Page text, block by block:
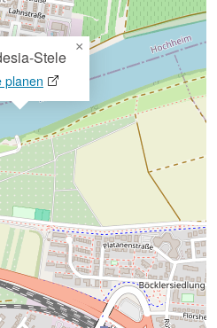
Stele
planen
×